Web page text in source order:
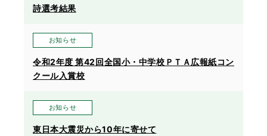
詩選考結果
お知らせ
令和2年度 第42回全国小・中学校ＰＴＡ広報紙コン
クール入賞校
お知らせ
東日本大震災から10年に寄せて